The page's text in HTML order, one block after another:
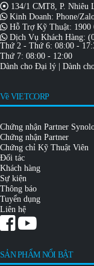
134/1 CMT8, P. Nhiêu
Kinh Doanh: Phone/
Hỗ Trợ Kỹ Thuật: 1900
Dịch Vụ Khách Hàng:
Thứ 2 - Thứ 6: 08:00 -
Thứ 7: 08:00 - 12:00
Dành cho Đại lý | Dành
Về VIETCORP
Chứng nhận Partner
Chứng nhận Partner
Chứng chỉ Kỹ Thuật Viên
Đối tác
Khách hàng
Sự kiện
Thông báo
Tuyển dụng
Liên hệ
SẢN PHẨM NỔI BẬT